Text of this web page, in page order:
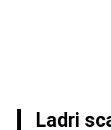
Ladri